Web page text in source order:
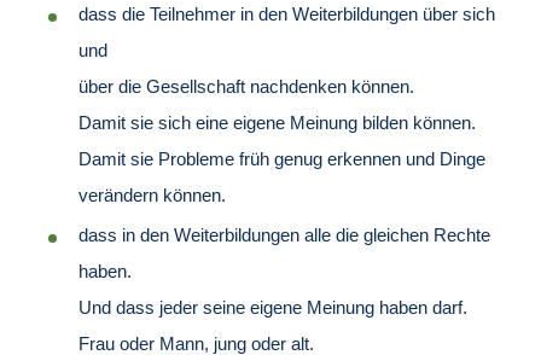
dass die Teilnehmer in den Weiterbildungen über sich
und
über die Gesellschaft nachdenken können.
Damit sie sich eine eigene Meinung bilden können.
Damit sie Probleme früh genug erkennen und Dinge
verändern können.
dass in den Weiterbildungen alle die gleichen Rechte
haben.
Und dass jeder seine eigene Meinung haben darf.
Frau oder Mann, jung oder alt.